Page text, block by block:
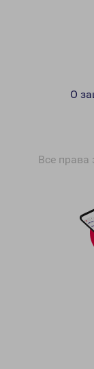
Все
О